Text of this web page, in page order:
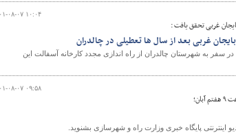
۱۴۰۱-۰۸-۰۷
غربی تحقق یافت :
غربی بعد از سال ها تعطیلی در چالدران
سفر به شهرستان چالدران از راه اندازی مجدد کارخانه آسفالت این
۱۴۰۱-۰۸-۰۷
پایگاه خبری وزارت راه و شهرسازی بشنوید.